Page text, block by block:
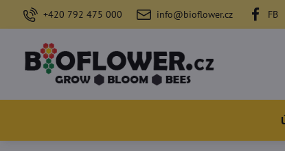
+420 792 475 000 info@bioflower.cz FB